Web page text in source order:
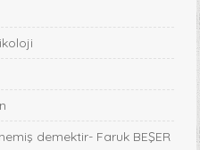
demektir- Faruk BEŞER